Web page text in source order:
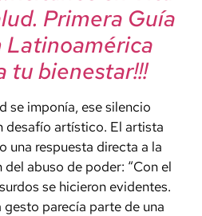
Primera Guía
tu bienestar!!!
se imponía, ese silencio
desafío artístico. El artista
una respuesta directa a la
abuso de poder: “Con el
se hicieron evidentes.
parecía parte de una